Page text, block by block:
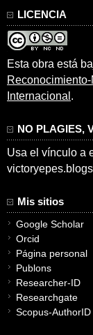
LICENCIA
Esta obra está
Internacional .
NO PLAGIES,
Usa el vínculo a
Mis sitios
Google Scholar
Orcid
Página personal
Publons
Researcher-ID
Researchgate
Scopus-AuthorID